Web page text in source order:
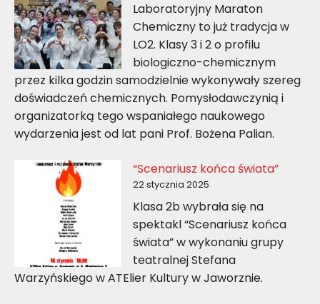
Laboratoryjny Maraton
Chemiczny to już tradycja w
LO2. Klasy 3 i 2 o profilu
biologiczno-chemicznym
przez kilka godzin samodzielnie wykonywały szereg
doświadczeń chemicznych. Pomysłodawczynią i
organizatorką tego wspaniałego naukowego
wydarzenia jest od lat pani Prof. Bożena Palian.
“Scenariusz końca świata”
22 stycznia 2025
Klasa 2b wybrała się na
spektakl “Scenariusz końca
świata” w wykonaniu grupy
teatralnej Stefana
Warzyńskiego w ATElier Kultury w Jaworznie.